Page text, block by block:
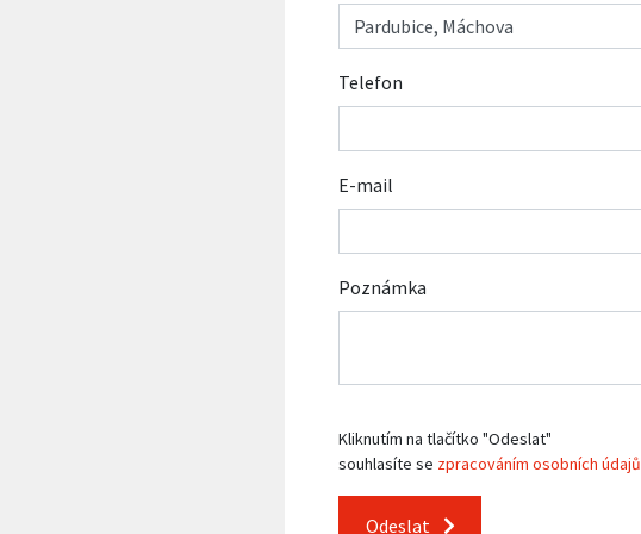
Telefon
E-mail
Poznámka
Kliknutím na tlačítko "Odeslat"
souhlasíte se zpracováním osobních údajů
Odeslat